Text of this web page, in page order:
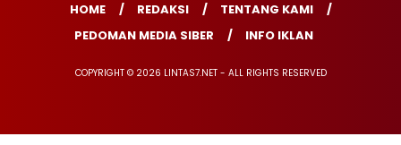
HOME REDAKSI
TENTANG KAMI
PEDOMAN MEDIA SIBER
INFO IKLAN
COPYRIGHT © 2026 LINTAS7.NET - ALL RIGHTS RESERVED